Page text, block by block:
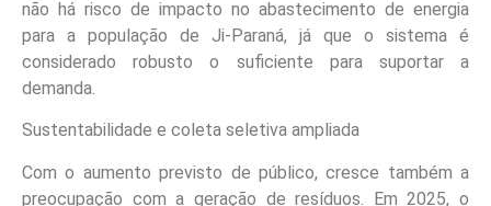
não há risco de impacto no abastecimento de energia
para a população de Ji-Paraná, já que o sistema é
considerado robusto o suficiente para suportar a
demanda.
Sustentabilidade e coleta seletiva ampliada
Com o aumento previsto de público, cresce também a
preocupação com a geração de resíduos. Em 2025, o